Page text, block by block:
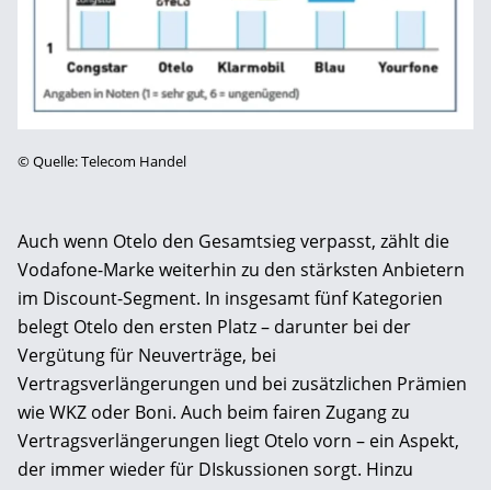
©Quelle: Telecom Handel
Auch wenn Otelo den Gesamtsieg verpasst, zählt die
Vodafone-Marke weiterhin zu den stärksten Anbietern
im Discount-Segment. In insgesamt fünf Kategorien
belegt Otelo den ersten Platz – darunter bei der
Vergütung für Neuverträge, bei
Vertragsverlängerungen und bei zusätzlichen Prämien
wie WKZ oder Boni. Auch beim fairen Zugang zu
Vertragsverlängerungen liegt Otelo vorn – ein Aspekt,
der immer wieder für DIskussionen sorgt. Hinzu